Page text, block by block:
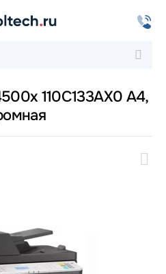
110C133AX0 А4,